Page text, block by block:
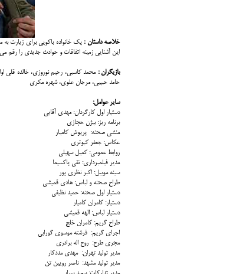
خلاصه داستان :یک خانواده باکویی برای زیارت
این آشنایی زمینه اتفاقات و حوادث جدیدی را رقم
بازیگران :محمد کاسبی، رحیم نوروزی، خالده قلی
حامد حبیبی، مرجان علوی، شهره مکری
سایر عوامل:
دستیار اول کارگردان: مهدی آقایی
برنامه ریز: بیژن حجازی
منشی صحنه: پریوش کامیار
عکاس: جعفر کبوتری
روابط عمومی: کمیل سهیلی
مدیر فیلمبرداری: تقی پاکسیما
سینه موبیل: اکبر نظری پور
طراح صحنه و لباس: هادی قمیشی
دستیار اول صحنه: حمید نظیفی
دستیار: کامران کامیار
دستیار لباس: الهه قمیشی
طراح گریم: کامران خلج
اجرای گریم: فرشته موسوی گورابی
مجری طرح: روح اله برادری
مدیر تولید تهران: مهدی مددکار
مدیر تولید مشهد: ناصر رویین تن